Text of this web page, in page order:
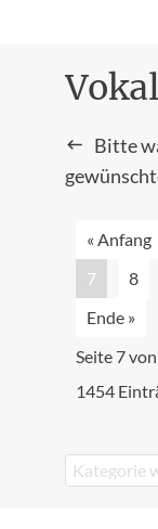
Bitte
« Anfang
7
8
Ende »
Seite 7
1454
Kategorie